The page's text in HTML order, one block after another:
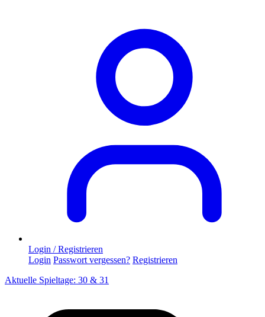
Login / Registrieren
Login Passwort vergessen? Registrieren
Aktuelle Spieltage: 30 & 31